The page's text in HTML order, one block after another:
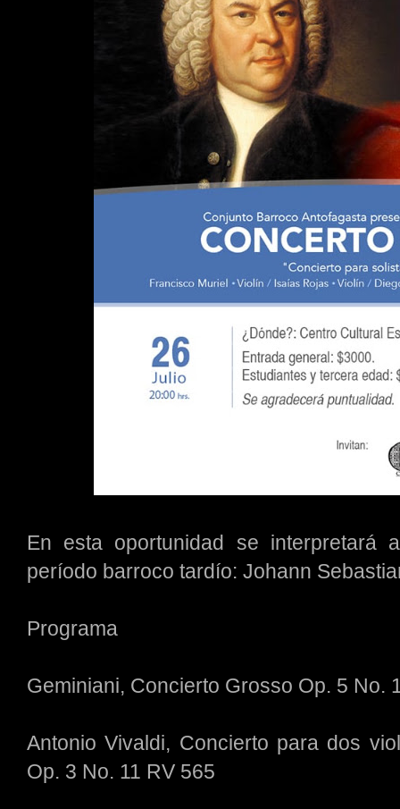
En esta oportunidad se interpretará
período barroco tardío: Johann
Programa
Geminiani, Concierto Grosso Op. 5 No.
Antonio Vivaldi, Concierto para dos
Op. 3 No. 11 RV 565